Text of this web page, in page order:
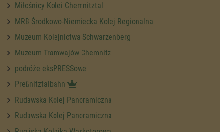
Miłośnicy Kolei Chemnitztal
MRB Środkowo-Niemiecka Kolej Regionalna
Muzeum Kolejnictwa Schwarzenberg
Muzeum Tramwajów Chemnitz
podróże eksPRESSowe
Preßnitztalbahn
Rudawska Kolej Panoramiczna
Rudawska Kolej Panoramiczna